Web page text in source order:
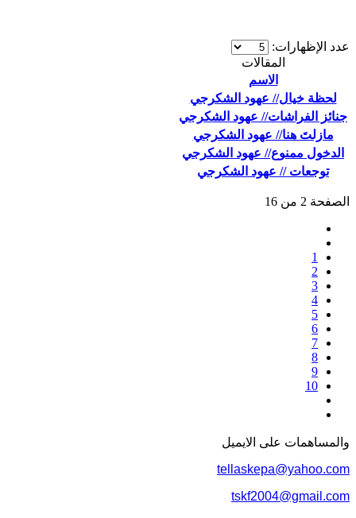
عدد الإظهارات:
المقالات
الاسم
لحظة خيال// عهود الشكرجي
جنائز الفراشات// عهود الشكرجي
مازلتَ هنا// عهود الشكرجي
الدخول ممنوع// عهود الشكرجي
توجعات // عهود الشكرجي
الصفحة 2 من 16
1
2
3
4
5
6
7
8
9
10
والمساهمات علی الایمیل
tellaskepa@yahoo.com
tskf2004@gmail.com